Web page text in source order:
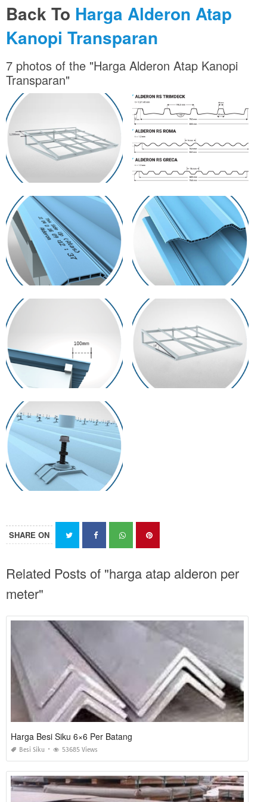
Back To Harga Alderon Atap
Kanopi Transparan
7 photos of the "Harga Alderon Atap Kanopi
Transparan"
SHARE ON
Related Posts of "harga atap alderon per
meter"
Harga Besi Siku 6×6 Per Batang
Besi Siku 53685 Views